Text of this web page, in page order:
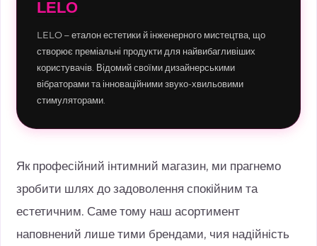
LELO
LELO – еталон естетики й інженерного мистецтва, що
створює преміальні продукти для найвибагливіших
користувачів. Відомий своїми дизайнерськими
вібраторами та інноваційними звуко-хвильовими
стимуляторами.
Як професійний інтимний магазин, ми прагнемо
зробити шлях до задоволення спокійним та
естетичним. Саме тому наш асортимент
наповнений лише тими брендами, чия надійність